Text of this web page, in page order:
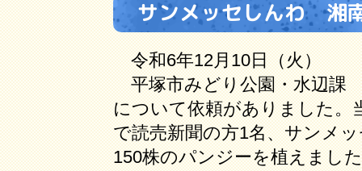
サンメッセしんわ 湘
令和6年12月10日（火）
平塚市みどり公園・水辺課
について依頼がありました。
で読売新聞の方1名、サンメ
150株のパンジーを植えまし